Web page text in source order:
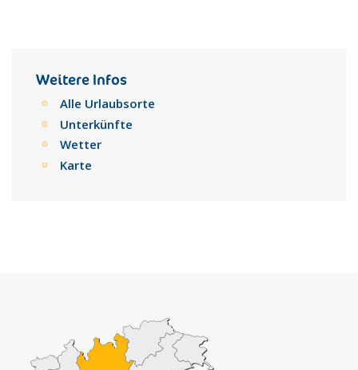
Weitere Infos
Alle Urlaubsorte
Unterkünfte
Wetter
Karte